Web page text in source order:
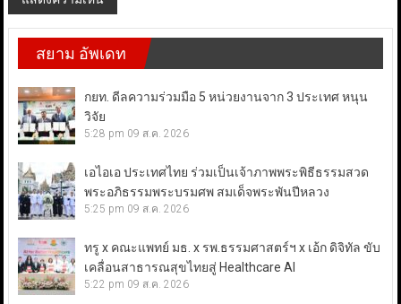
สยาม อัพเดท
กยท. ดีลความร่วมมือ 5 หน่วยงานจาก 3 ประเทศ หนุน
วิจัย
5:28 pm 09 ส.ค. 2026
เอไอเอ ประเทศไทย ร่วมเป็นเจ้าภาพพระพิธีธรรมสวด
พระอภิธรรมพระบรมศพ สมเด็จพระพันปีหลวง
5:25 pm 09 ส.ค. 2026
ทรู x คณะแพทย์ มธ. x รพ.ธรรมศาสตร์ฯ x เอ้ก ดิจิทัล ขับ
เคลื่อนสาธารณสุขไทยสู่ Healthcare AI
5:22 pm 09 ส.ค. 2026